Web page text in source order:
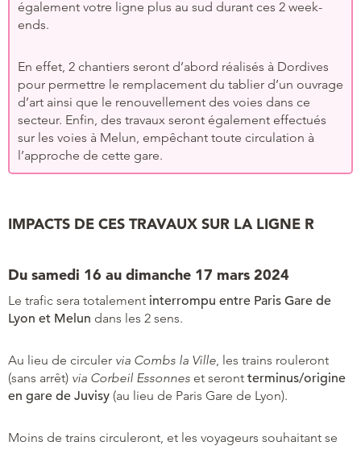
également votre ligne plus au sud durant ces 2 week-
ends.
En effet, 2 chantiers seront d’abord réalisés à Dordives
pour permettre le remplacement du tablier d’un ouvrage
d’art ainsi que le renouvellement des voies dans ce
secteur. Enfin, des travaux seront également effectués
sur les voies à Melun, empêchant toute circulation à
l’approche de cette gare.
IMPACTS DE CES TRAVAUX SUR LA LIGNE R
Du samedi 16 au dimanche 17 mars 2024
Le trafic sera totalement interrompu entre Paris Gare de
Lyon et Melun dans les 2 sens.
Au lieu de circuler via Combs la Ville, les trains rouleront
(sans arrêt) via Corbeil Essonnes et seront terminus/origine
en gare de Juvisy (au lieu de Paris Gare de Lyon).
Moins de trains circuleront, et les voyageurs souhaitant se